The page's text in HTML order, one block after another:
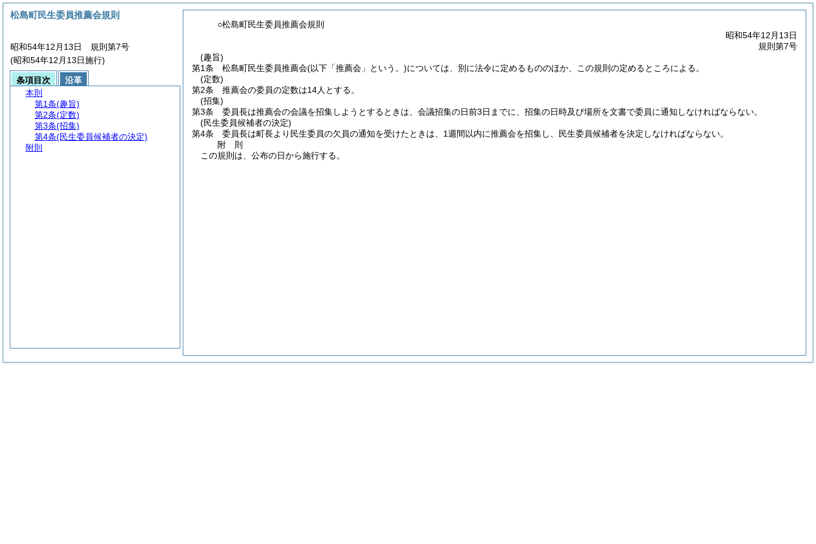
○松島町民生委員推薦会規則
昭和54年12月13日
規則第7号
(趣旨)
第1条
松島町民生委員推薦会(以下「推薦会」という。)については、別に法令に定めるもののほか、この規則の定めるところによる。
(定数)
第2条
推薦会の委員の定数は14人とする。
(招集)
第3条
委員長は推薦会の会議を招集しようとするときは、会議招集の日前3日までに、招集の日時及び場所を文書で委員に通知しなければならない。
(民生委員候補者の決定)
第4条
委員長は町長より民生委員の欠員の通知を受けたときは、1週間以内に推薦会を招集し、民生委員候補者を決定しなければならない。
附 則
この規則は、公布の日から施行する。
松島町民生委員推薦会規則
昭和54年12月13日 規則第7号
(昭和54年12月13日施行)
条項目次
沿革
本則
第1条(趣旨)
第2条(定数)
第3条(招集)
第4条(民生委員候補者の決定)
附則